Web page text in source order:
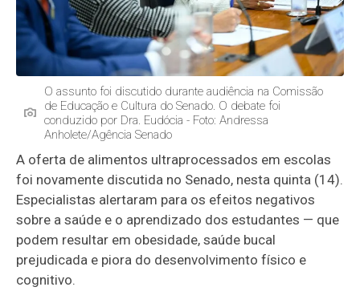
O assunto foi discutido durante audiência na Comissão
de Educação e Cultura do Senado. O debate foi
conduzido por Dra. Eudócia - Foto: Andressa
Anholete/Agência Senado
A oferta de alimentos ultraprocessados em escolas
foi novamente discutida no Senado, nesta quinta (14).
Especialistas alertaram para os efeitos negativos
sobre a saúde e o aprendizado dos estudantes — que
podem resultar em obesidade, saúde bucal
prejudicada e piora do desenvolvimento físico e
cognitivo.